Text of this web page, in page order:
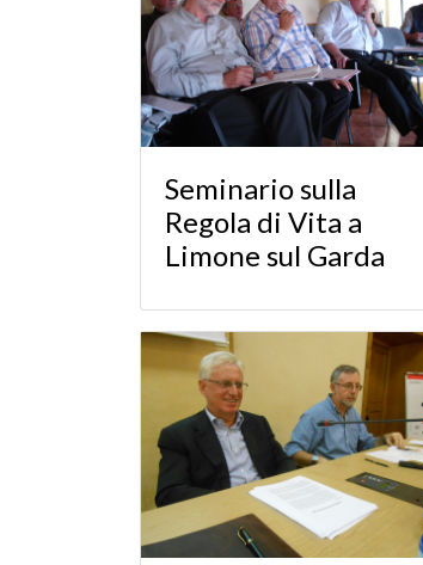
Seminario sulla
Regola di Vita a
Limone sul Garda